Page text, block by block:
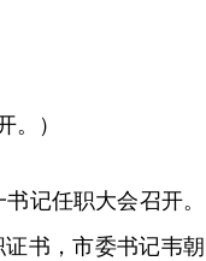
。）
记任职大会召开。
书，市委书记韦朝